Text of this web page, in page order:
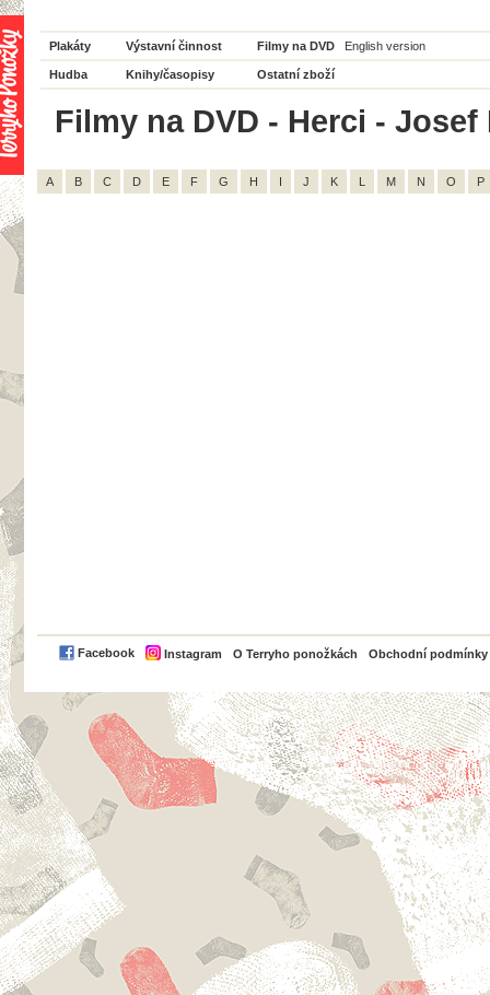
Plakáty Výstavní činnost Filmy na DVD English version
Hudba Knihy/časopisy Ostatní zboží
Filmy na DVD - Herci -
A B C D E F G H I J K L M N O P
Facebook Instagram O Terryho ponožkách Obchodní podmínky
PayPal